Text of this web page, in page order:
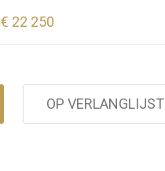
€ 22 250
OP VERLANGLIJST